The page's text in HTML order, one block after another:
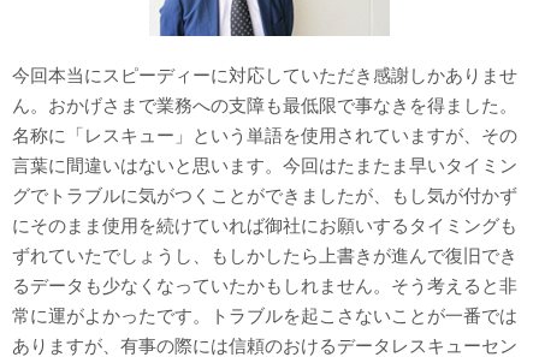
今回本当にスピーディーに対応していただき感謝しかありませ
ん。おかげさまで業務への支障も最低限で事なきを得ました。
名称に「レスキュー」という単語を使用されていますが、その
言葉に間違いはないと思います。今回はたまたま早いタイミン
グでトラブルに気がつくことができましたが、もし気が付かず
にそのまま使用を続けていれば御社にお願いするタイミングも
ずれていたでしょうし、もしかしたら上書きが進んで復旧でき
るデータも少なくなっていたかもしれません。そう考えると非
常に運がよかったです。トラブルを起こさないことが一番では
ありますが、有事の際には信頼のおけるデータレスキューセン